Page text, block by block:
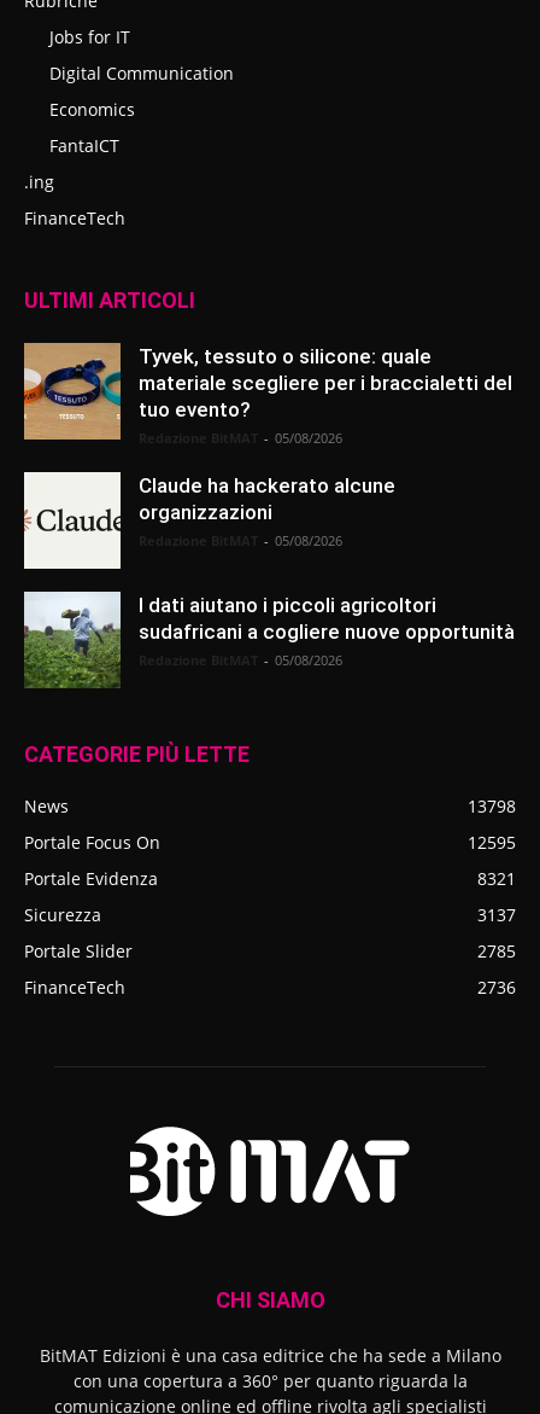
Jobs for IT
Digital Communication
Economics
FantaICT
.ing
FinanceTech
ULTIMI ARTICOLI
Tyvek, tessuto o silicone: quale
materiale scegliere per i braccialetti del
tuo evento?
- 05/08/2026
Claude ha hackerato alcune
organizzazioni
- 05/08/2026
I dati aiutano i piccoli agricoltori
sudafricani a cogliere nuove opportunità
- 05/08/2026
CATEGORIE PIÙ LETTE
News
13798
Portale Focus On
12595
Portale Evidenza
8321
Sicurezza
3137
Portale Slider
2785
FinanceTech
2736
CHI SIAMO
BitMAT Edizioni è una casa editrice che ha sede a Milano
con una copertura a 360° per quanto riguarda la
comunicazione online ed offline rivolta agli specialisti